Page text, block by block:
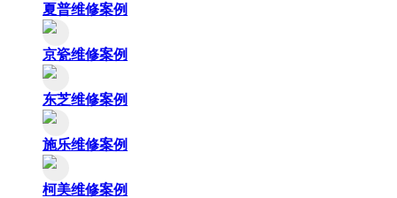
夏普维修案例
京瓷维修案例
东芝维修案例
施乐维修案例
柯美维修案例